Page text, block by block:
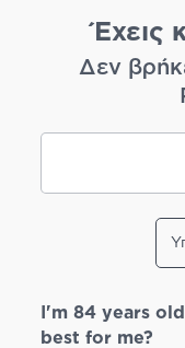
Έχεις
Δεν
I'm 84 years
best for me?